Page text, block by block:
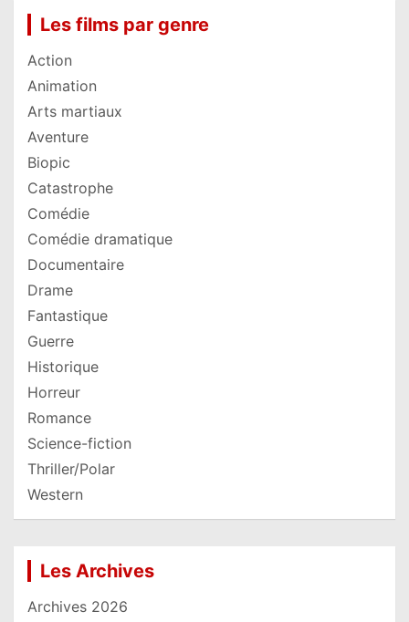
Les films par genre
Action
Animation
Arts martiaux
Aventure
Biopic
Catastrophe
Comédie
Comédie dramatique
Documentaire
Drame
Fantastique
Guerre
Historique
Horreur
Romance
Science-fiction
Thriller/Polar
Western
Les Archives
Archives 2026